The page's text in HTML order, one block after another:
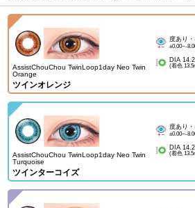
AssistChouChou TwinLoop1day Neo Twin
Orange
ツインオレンジ
度あり・
±0.00~-
DIA
(着色
AssistChouChou TwinLoop1day Neo Twin
Turquoise
ツインターコイズ
度あり・
±0.00~-
DIA
(着色